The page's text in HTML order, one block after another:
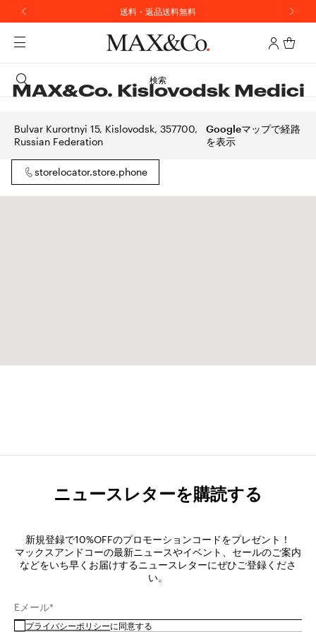
送料・返品送料無料
検索
MAX&Co. Kislovodsk Medici
Bulvar Kurortnyi 15, Kislovodsk, 357700,
Russian Federation
Googleマップで経路
を表示
storelocator.store.phone
ニュースレターを購読する
新規登録で10%OFFのプロモーションコードをプレゼント！
マックスアンドコーの最新ニュースやイベント、セールのご案内
などをいち早くお届けするニュースレターにぜひご登録くださ
い。
Eメール*
プライバシーポリシーに同意する